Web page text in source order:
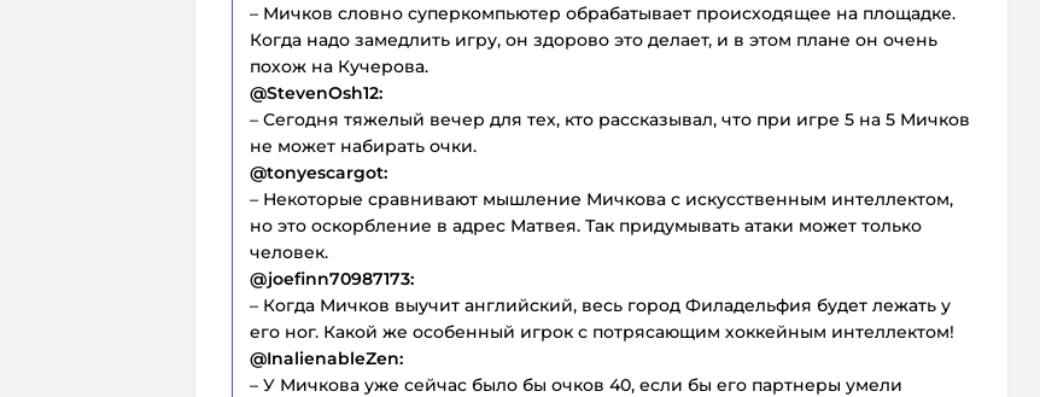
– Мичков словно суперкомпьютер обрабатывает происходящее на площадке.
Когда надо замедлить игру, он здорово это делает, и в этом плане он очень
похож на Кучерова.
@StevenOsh12:
– Сегодня тяжелый вечер для тех, кто рассказывал, что при игре 5 на 5 Мичков
не может набирать очки.
@tonyescargot:
– Некоторые сравнивают мышление Мичкова с искусственным интеллектом,
но это оскорбление в адрес Матвея. Так придумывать атаки может только
человек.
@joefinn70987173:
– Когда Мичков выучит английский, весь город Филадельфия будет лежать у
его ног. Какой же особенный игрок с потрясающим хоккейным интеллектом!
@InalienableZen:
– У Мичкова уже сейчас было бы очков 40, если бы его партнеры умели